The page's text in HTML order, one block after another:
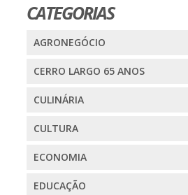
CATEGORIAS
AGRONEGÓCIO
CERRO LARGO 65 ANOS
CULINÁRIA
CULTURA
ECONOMIA
EDUCAÇÃO